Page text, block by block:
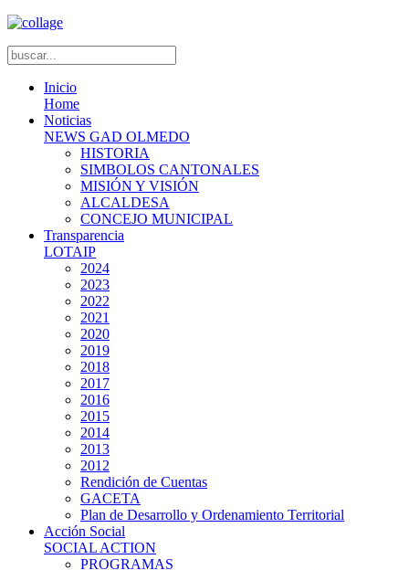
Inicio
Home
Noticias
NEWS GAD OLMEDO
HISTORIA
SIMBOLOS CANTONALES
MISIÓN Y VISIÓN
ALCALDESA
CONCEJO MUNICIPAL
Transparencia
LOTAIP
2024
2023
2022
2021
2020
2019
2018
2017
2016
2015
2014
2013
2012
Rendición de Cuentas
GACETA
Plan de Desarrollo y Ordenamiento Territorial
Acción Social
SOCIAL ACTION
PROGRAMAS